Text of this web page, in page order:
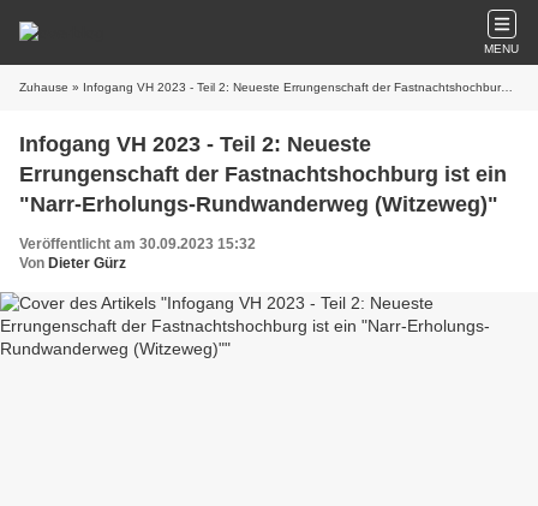
MENU
Zuhause » Infogang VH 2023 - Teil 2: Neueste Errungenschaft der Fastnachtshochburg ist ein "Narr-Erholungs-Rundwanderweg (Witzeweg)"
Infogang VH 2023 - Teil 2: Neueste
Errungenschaft der Fastnachtshochburg ist ein
"Narr-Erholungs-Rundwanderweg (Witzeweg)"
Veröffentlicht am 30.09.2023 15:32
Von Dieter Gürz